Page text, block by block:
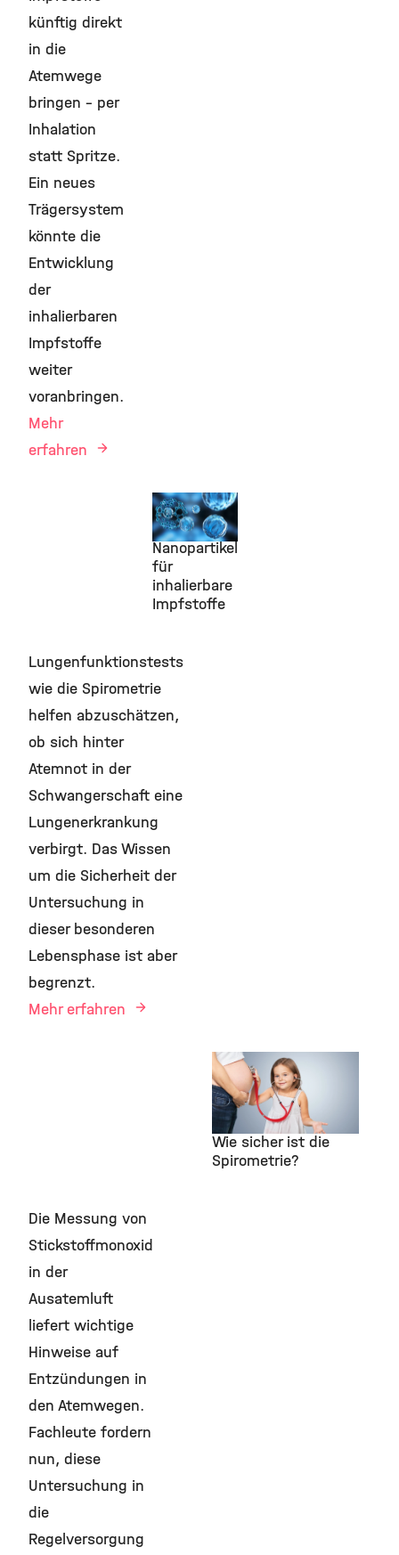
12. Mai
2026
Nanopartikel
für
inhalierbare
Impfstoffe
künftig direkt
in die
Atemwege
bringen – per
Inhalation
statt Spritze.
Ein neues
Trägersystem
könnte die
Entwicklung
der
inhalierbaren
Impfstoffe
weiter
voranbringen.
Mehr
erfahren
7. Mai 2026
Lungenfunktionstest
in der
Schwangerschaft:
Wie sicher ist die
Spirometrie?
Lungenfunktionstests
wie die Spirometrie
helfen abzuschätzen,
ob sich hinter
Atemnot in der
Schwangerschaft eine
Lungenerkrankung
verbirgt. Das Wissen
um die Sicherheit der
Untersuchung in
dieser besonderen
Lebensphase ist aber
begrenzt.
Mehr erfahren
Die Messung von
Stickstoffmonoxid
in der
Ausatemluft
liefert wichtige
Hinweise auf
Entzündungen in
den Atemwegen.
Fachleute fordern
nun, diese
Untersuchung in
die
Regelversorgung